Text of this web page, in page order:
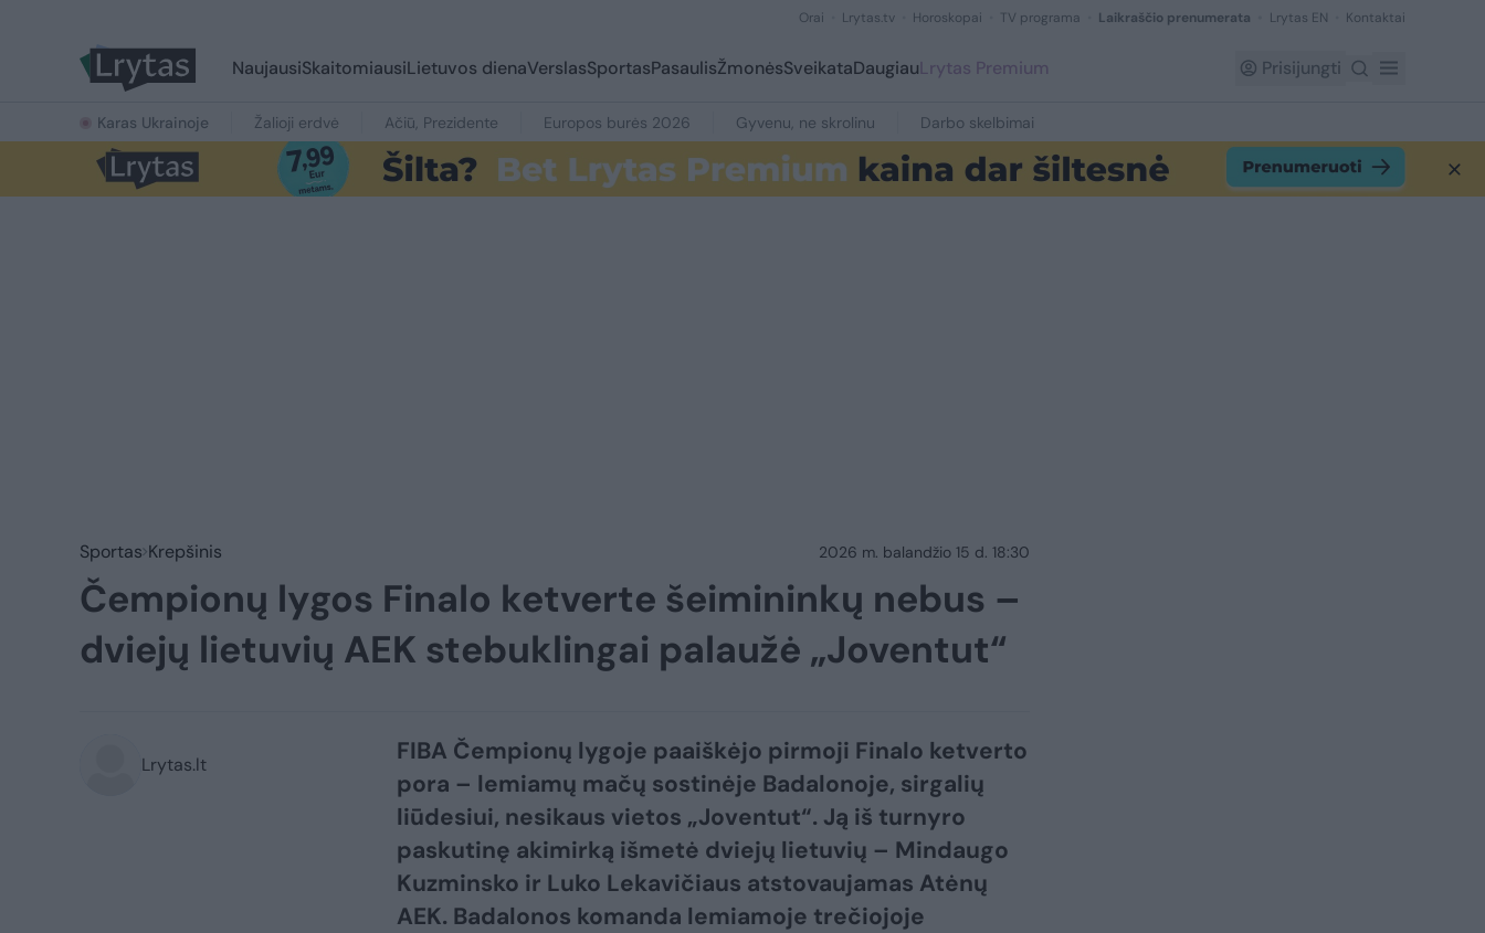
Orai Lrytas.tv Horoskopai TV programa Laikraščio prenumerata Lrytas EN Kontaktai
NaujausiSkaitomiausiLietuvos dienaVerslasSportasPasaulisŽmonėsSveikataDaugiauLrytas Premium Prisijungti
Karas Ukrainoje Žalioji erdvė Ačiū, Prezidente Europos burės 2026 Gyvenu, ne skrolinu Darbo skelbimai
Sportas Krepšinis 2026 m. balandžio 15 d. 18:30
Čempionų lygos Finalo ketverte šeimininkų nebus –
dviejų lietuvių AEK stebuklingai palaužė „Joventut“
Lrytas.lt
FIBA Čempionų lygoje paaiškėjo pirmoji Finalo ketverto
pora – lemiamų mačų sostinėje Badalonoje, sirgalių
liūdesiui, nesikaus vietos „Joventut“. Ją iš turnyro
paskutinę akimirką išmetė dviejų lietuvių – Mindaugo
Kuzminsko ir Luko Lekavičiaus atstovaujamas Atėnų
AEK. Badalonos komanda lemiamoje trečiojoje